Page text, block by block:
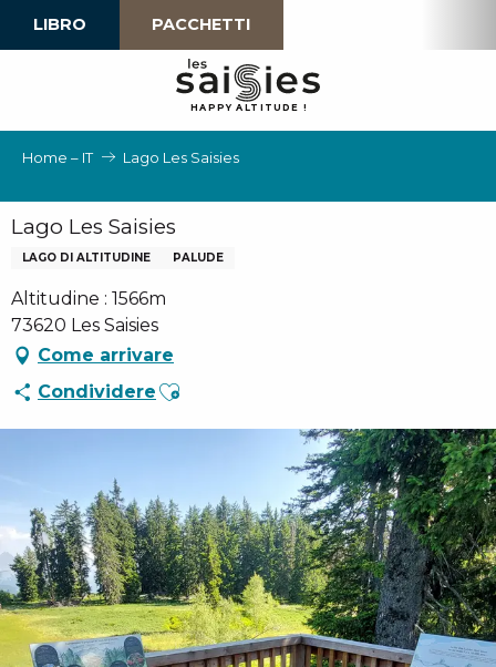
LIBRO PACCHETTI
HAPPY ALTI TU D E !
Home – IT Lago Les Saisies
Lago Les Saisies
LAGO DI ALTITUDINE PALUDE
Altitudine : 1566m
73620 Les Saisies
Come arrivare
Condividere Ajouter aux favoris